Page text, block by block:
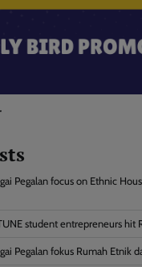
Pegalan focus on Ethnic
student entrepreneurs hit
Pegalan fokus Rumah Etnik